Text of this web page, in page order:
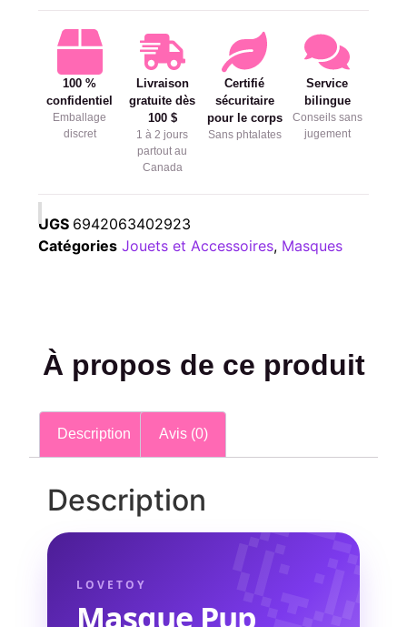
100 %
confidentiel
Emballage
discret
Livraison
gratuite dès
100 $
1 à 2 jours
partout au
Canada
Certifié
sécuritaire
pour le corps
Sans phtalates
Service
bilingue
Conseils sans
jugement
UGS 6942063402923
Catégories Jouets et Accessoires, Masques
À propos de ce produit
Description Avis (0)
Description🐶
LOVETOY
Masque Pup